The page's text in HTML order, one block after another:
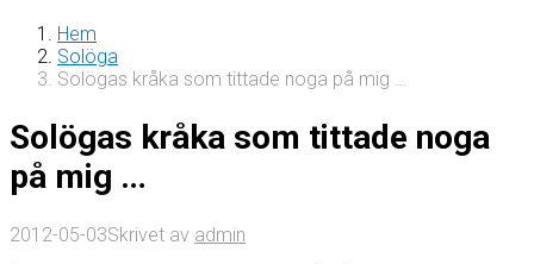
Hem
Solöga
Solögas kråka som tittade noga på mig …
Solögas kråka som tittade noga
på mig …
2012-05-03Skrivet av admin